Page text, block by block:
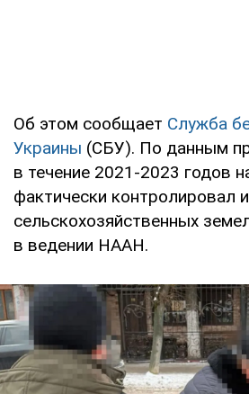
Об этом сообщает Служба
Украины (СБУ). По данным
в течение 2021-2023 годов
фактически контролировал
сельскохозяйственных
в ведении НААН.